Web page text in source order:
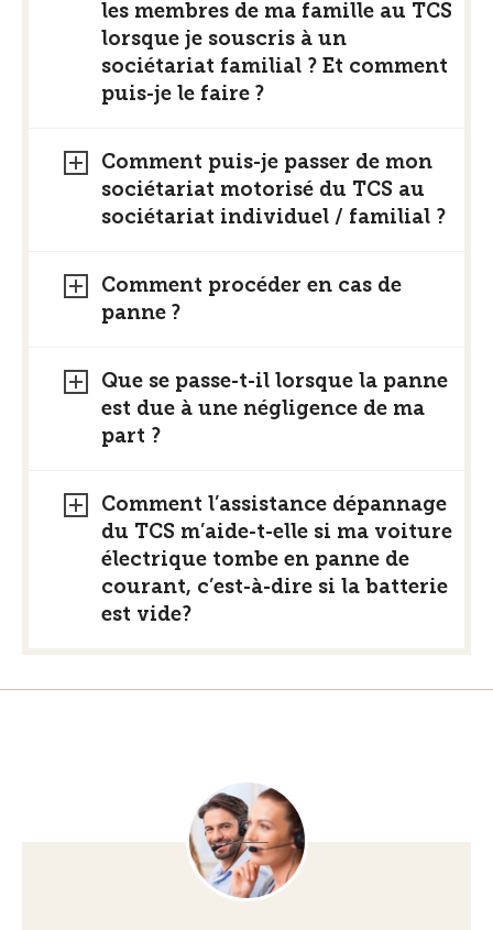
les membres de ma famille au TCS
lorsque je souscris à un
sociétariat familial ? Et comment
puis-je le faire ?
Comment puis-je passer de mon
sociétariat motorisé du TCS au
sociétariat individuel / familial ?
Comment procéder en cas de
panne ?
Que se passe-t-il lorsque la panne
est due à une négligence de ma
part ?
Comment l’assistance dépannage
du TCS m’aide-t-elle si ma voiture
électrique tombe en panne de
courant, c’est-à-dire si la batterie
est vide?